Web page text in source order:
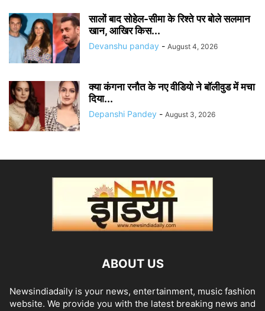
सालों बाद सोहेल-सीमा के रिश्ते पर बोले सलमान
खान, आखिर किस...
Devanshu panday - August 4, 2026
क्या कंगना रनौत के नए वीडियो ने बॉलीवुड में मचा
दिया...
Depanshi Pandey - August 3, 2026
ABOUT US
Newsindiadaily is your news, entertainment, music fashion
website. We provide you with the latest breaking news and